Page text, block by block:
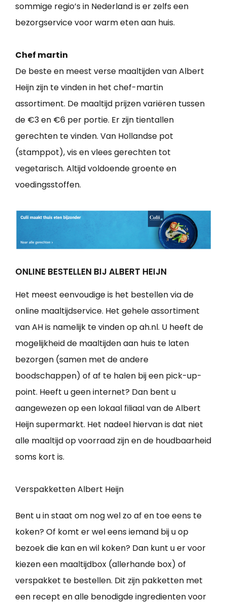
sommige regio’s in Nederland is er zelfs een
bezorgservice voor warm eten aan huis.
Chef martin
De beste en meest verse maaltijden van Albert
Heijn zijn te vinden in het chef-martin
assortiment. De maaltijd prijzen variëren tussen
de €3 en €6 per portie. Er zijn tientallen
gerechten te vinden. Van Hollandse pot
(stamppot), vis en vlees gerechten tot
vegetarisch. Altijd voldoende groente en
voedingsstoffen.
ONLINE BESTELLEN BIJ ALBERT HEIJN
Het meest eenvoudige is het bestellen via de
online maaltijdservice. Het gehele assortiment
van AH is namelijk te vinden op ah.nl. U heeft de
mogelijkheid de maaltijden aan huis te laten
bezorgen (samen met de andere
boodschappen) of af te halen bij een pick-up-
point. Heeft u geen internet? Dan bent u
aangewezen op een lokaal filiaal van de Albert
Heijn supermarkt. Het nadeel hiervan is dat niet
alle maaltijd op voorraad zijn en de houdbaarheid
soms kort is.
Verspakketten Albert Heijn
Bent u in staat om nog wel zo af en toe eens te
koken? Of komt er wel eens iemand bij u op
bezoek die kan en wil koken? Dan kunt u er voor
kiezen een maaltijdbox (allerhande box) of
verspakket te bestellen. Dit zijn pakketten met
een recept en alle benodigde ingredienten voor